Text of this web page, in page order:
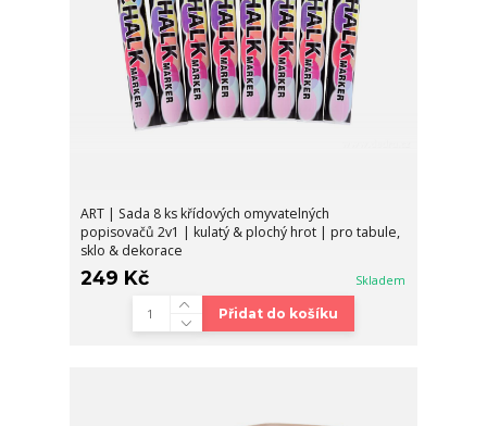
ART | Sada 8 ks křídových omyvatelných
popisovačů 2v1 | kulatý & plochý hrot | pro tabule,
sklo & dekorace
249 Kč Skladem
Přidat do košíku